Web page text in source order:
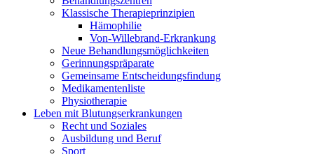
Klassische Therapieprinzipien
Hämophilie
Von-Willebrand-Erkrankung
Neue Behandlungsmöglichkeiten
Gerinnungspräparate
Gemeinsame Entscheidungsfindung
Medikamentenliste
Physiotherapie
Leben mit Blutungserkrankungen
Recht und Soziales
Ausbildung und Beruf
Sport